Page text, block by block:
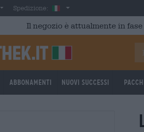
ItalianSpedizione: Italia
Il negozio è attualmente in
Abbonamenti Nuovi successi